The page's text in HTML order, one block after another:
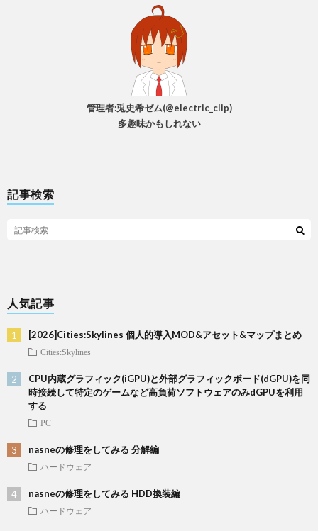
管理者:兎史希ゼム(@electric_clip)
多趣味かもしれない
記事検索
人気記事
[2026]Cities:Skylines 個人的導入MOD&アセット&マップまとめ
Cities:Skylines
CPU内蔵グラフィック(iGPU)と外部グラフィックボード(dGPU)を同
時接続して特定のゲームなど高負荷ソフトウェアのみdGPUを利用
する
PC
nasneの修理をしてみる 分解編
ハードウェア
nasneの修理をしてみる HDD換装編
ハードウェア